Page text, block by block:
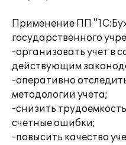
Применение ПП
государственного
-организовать учет в
действующим
-оперативно
методологии учета;
-снизить
счетные ошибки;
-повысить качество